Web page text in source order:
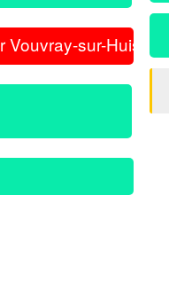
sur-Huisne